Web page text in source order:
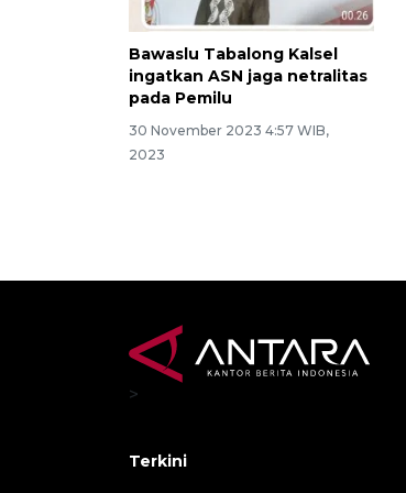
Bawaslu Tabalong Kalsel
ingatkan ASN jaga netralitas
pada Pemilu
30 November 2023 4:57 WIB,
2023
>
Terkini